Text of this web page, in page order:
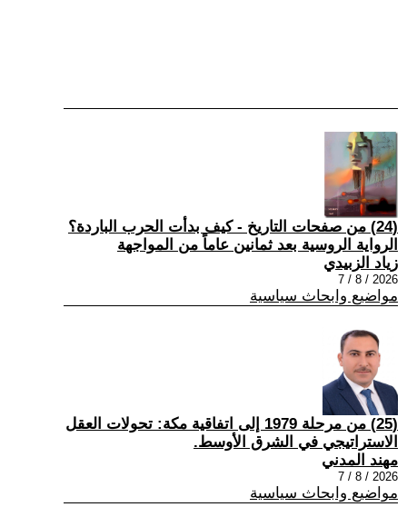
(24) من صفحات التاريخ - كيف بدأت الحرب الباردة؟
الرواية الروسية بعد ثمانين عاماً من المواجهة
زياد الزبيدي
2026 / 8 / 7
مواضيع وابحاث سياسية
(25) من مرحلة 1979 إلى اتفاقية مكة: تحولات العقل
الاستراتيجي في الشرق الأوسط.
مهند المدني
2026 / 8 / 7
مواضيع وابحاث سياسية